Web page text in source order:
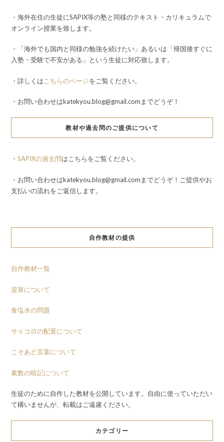
・海外在住の生徒にSAPIX等の塾と同様のテキスト・カリキュラムで
オンライン授業を致します。
・「海外でも国内と同様の勉強を続けたい」あるいは「帰国後すぐに
入塾・受験で不安がある」という生徒に対応致します。
・詳しくは こちらのページをご覧ください。
・お問い合わせはkatekyou.blog@gmail.comまでどうぞ！
教材や過去問のご提供について
・ SAPIXの過去問はこちらをご覧ください。
・お問い合わせはkatekyou.blog@gmail.comまでどうぞ！ご提供やお
支払いの流れをご返信します。
自作教材の提供
自作教材一覧
逆算について
食塩水の問題
サイコロの配置について
こそあど言葉について
素数の暗記について
生徒のために自作した教材を公開しています。自由に使っていただい
て構いませんが、転載はご遠慮ください。
カテゴリー